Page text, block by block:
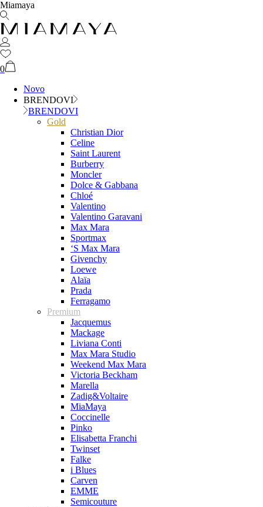
Miamaya
0
Novo
BRENDOVI
BRENDOVI
Gold
Christian Dior
Celine
Saint Laurent
Burberry
Moncler
Dolce & Gabbana
Chloé
Valentino
Valentino Garavani
Max Mara
Sportmax
‘S Max Mara
Givenchy
Loewe
Alaïa
Prada
Ferragamo
Premium
Jacquemus
Mackage
Liviana Conti
Max Mara Studio
Weekend Max Mara
Victoria Beckham
Marella
Zadig&Voltaire
MiaMaya
Coccinelle
Pinko
Elisabetta Franchi
Twinset
Falke
i Blues
Carven
EMME
Semicouture